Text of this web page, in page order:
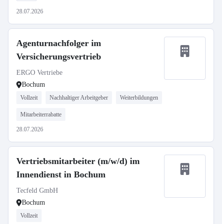
28.07.2026
Agenturnachfolger im
Versicherungsvertrieb
ERGO Vertriebe
Bochum
Vollzeit Nachhaltiger Arbeitgeber Weiterbildungen
Mitarbeiterrabatte
28.07.2026
Vertriebsmitarbeiter (m/w/d) im
Innendienst in Bochum
Tecfeld GmbH
Bochum
Vollzeit